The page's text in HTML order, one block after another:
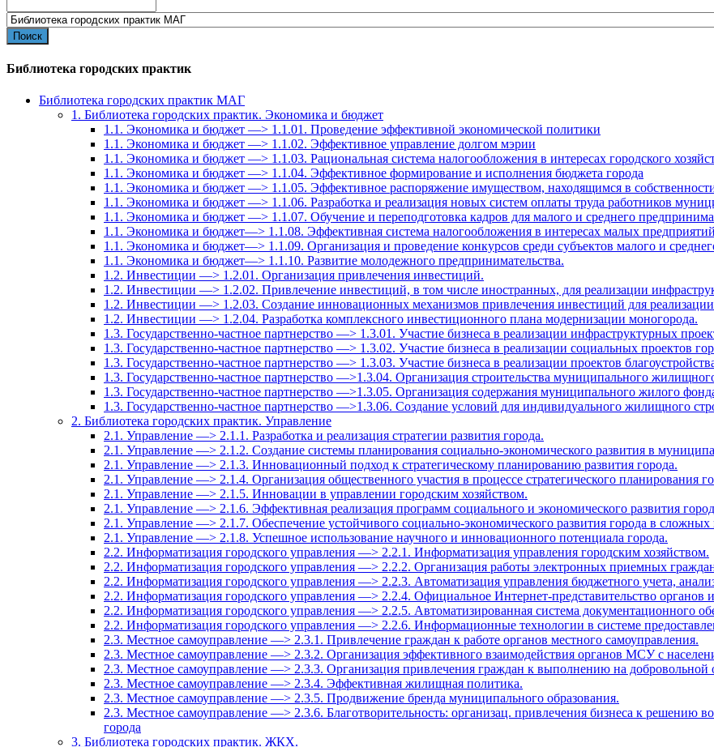
for:
Библиотека городских практик
Библиотека городских практик МАГ
1. Библиотека городских практик. Экономика и бюджет
1.1. Экономика и бюджет —> 1.1.01. Проведение эффективной экономической политики
1.1. Экономика и бюджет —> 1.1.02. Эффективное управление долгом мэрии
1.1. Экономика и бюджет —> 1.1.03. Рациональная система налогообложения в интересах городского
1.1. Экономика и бюджет —> 1.1.04. Эффективное формирование и исполнения бюджета города
1.1. Экономика и бюджет —> 1.1.05. Эффективное распоряжение имуществом, находящимся в
1.1. Экономика и бюджет —> 1.1.06. Разработка и реализация новых систем оплаты труда работников
1.1. Экономика и бюджет —> 1.1.07. Обучение и переподготовка кадров для малого и среднего
1.1. Экономика и бюджет—> 1.1.08. Эффективная система налогообложения в интересах малых
1.1. Экономика и бюджет—> 1.1.09. Организация и проведение конкурсов среди субъектов малого и
1.1. Экономика и бюджет—> 1.1.10. Развитие молодежного предпринимательства.
1.2. Инвестиции —> 1.2.01. Организация привлечения инвестиций.
1.2. Инвестиции —> 1.2.02. Привлечение инвестиций, в том числе иностранных, для реализации
1.2. Инвестиции —> 1.2.03. Создание инновационных механизмов привлечения инвестиций для
1.2. Инвестиции —> 1.2.04. Разработка комплексного инвестиционного плана модернизации моногорода.
1.3. Государственно-частное партнерство —> 1.3.01. Участие бизнеса в реализации инфраструктурных
1.3. Государственно-частное партнерство —> 1.3.02. Участие бизнеса в реализации социальных проектов
1.3. Государственно-частное партнерство —> 1.3.03. Участие бизнеса в реализации проектов
1.3. Государственно-частное партнерство —>1.3.04. Организация строительства муниципального
1.3. Государственно-частное партнерство —>1.3.05. Организация содержания муниципального жилого
1.3. Государственно-частное партнерство —>1.3.06. Создание условий для индивидуального жилищного
2. Библиотека городских практик. Управление
2.1. Управление —> 2.1.1. Разработка и реализация стратегии развития города.
2.1. Управление —> 2.1.2. Создание системы планирования социально-экономического развития в
2.1. Управление —> 2.1.3. Инновационный подход к стратегическому планированию развития города.
2.1. Управление —> 2.1.4. Организация общественного участия в процессе стратегического планирования
2.1. Управление —> 2.1.5. Инновации в управлении городским хозяйством.
2.1. Управление —> 2.1.6. Эффективная реализация программ социального и экономического развития
2.1. Управление —> 2.1.7. Обеспечение устойчивого социально-экономического развития города в сложных
2.1. Управление —> 2.1.8. Успешное использование научного и инновационного потенциала города.
2.2. Информатизация городского управления —> 2.2.1. Информатизация управления городским хозяйством.
2.2. Информатизация городского управления —> 2.2.2. Организация работы электронных приемных
2.2. Информатизация городского управления —> 2.2.3. Автоматизация управления бюджетного учета,
2.2. Информатизация городского управления —> 2.2.4. Официальное Интернет-представительство органов
2.2. Информатизация городского управления —> 2.2.5. Автоматизированная система документационного
2.2. Информатизация городского управления —> 2.2.6. Информационные технологии в системе
2.3. Местное самоуправление —> 2.3.1. Привлечение граждан к работе органов местного самоуправления.
2.3. Местное самоуправление —> 2.3.2. Организация эффективного взаимодействия органов МСУ с
2.3. Местное самоуправление —> 2.3.3. Организация привлечения граждан к выполнению на добровольной
2.3. Местное самоуправление —> 2.3.4. Эффективная жилищная политика.
2.3. Местное самоуправление —> 2.3.5. Продвижение бренда муниципального образования.
2.3. Местное самоуправление —> 2.3.6. Благотворительность: организац. привлечения бизнеса к решению
города
3. Библиотека городских практик. ЖКХ.